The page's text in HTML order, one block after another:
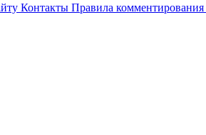
Контакты Правила комментирования